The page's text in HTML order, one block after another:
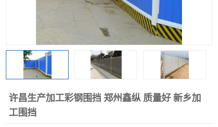
许昌生产加工彩钢围挡 郑州鑫纵 质量好 新乡加
工围挡